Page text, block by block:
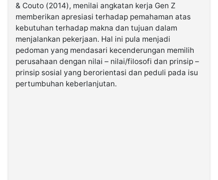
& Couto (2014), menilai angkatan kerja Gen Z
memberikan apresiasi terhadap pemahaman atas
kebutuhan terhadap makna dan tujuan dalam
menjalankan pekerjaan. Hal ini pula menjadi
pedoman yang mendasari kecenderungan memilih
perusahaan dengan nilai – nilai/filosofi dan prinsip –
prinsip sosial yang berorientasi dan peduli pada isu
pertumbuhan keberlanjutan.